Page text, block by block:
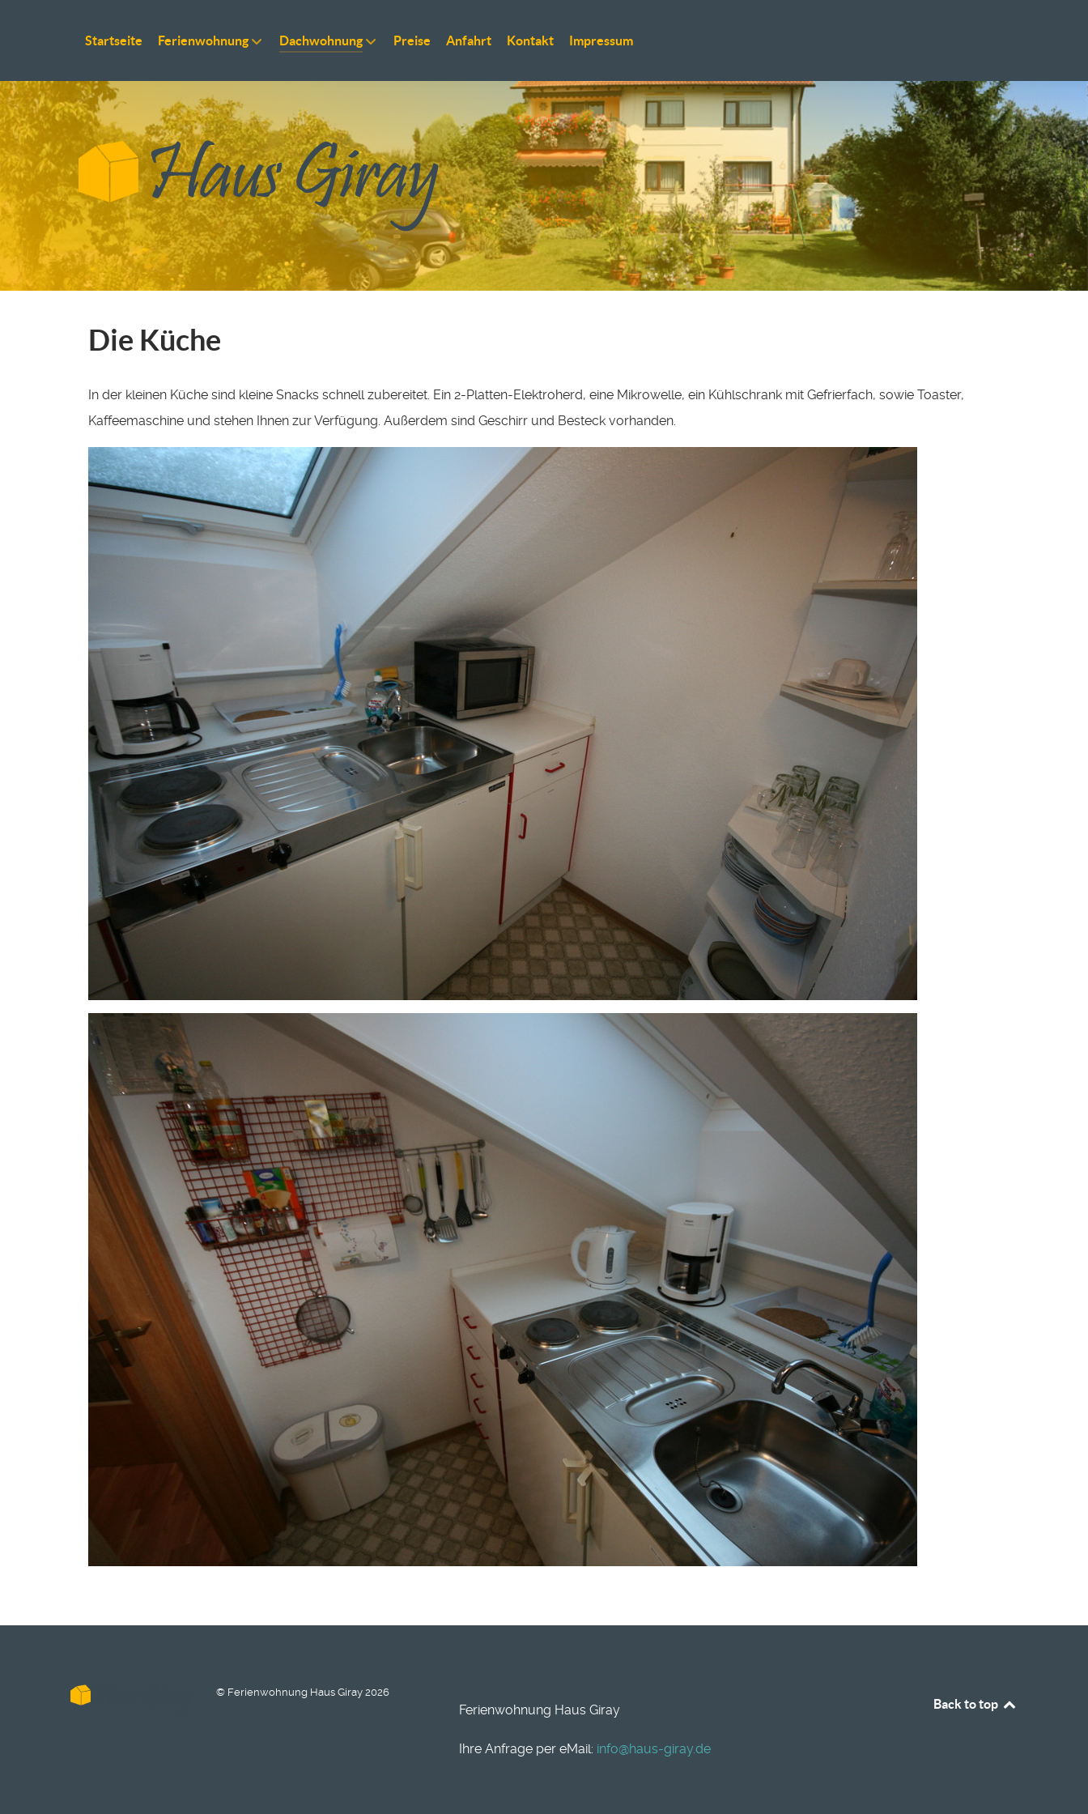
Startseite Ferienwohnung Dachwohnung Preise Anfahrt Kontakt Impressum
Die Küche
In der kleinen Küche sind kleine Snacks schnell zubereitet. Ein 2-Platten-Elektroherd, eine Mikrowelle, ein Kühlschrank mit Gefrierfach, sowie Toaster,
Kaffeemaschine und stehen Ihnen zur Verfügung. Außerdem sind Geschirr und Besteck vorhanden.
© Ferienwohnung Haus Giray 2026
Ferienwohnung Haus Giray
Ihre Anfrage per eMail: info@haus-giray.de
Back to top